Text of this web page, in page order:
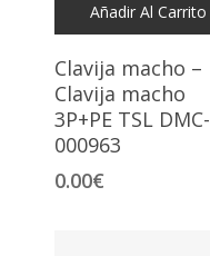
Añadir Al Carrito
Clavija macho –
Clavija macho
3P+PE TSL DMC-
000963
0.00€